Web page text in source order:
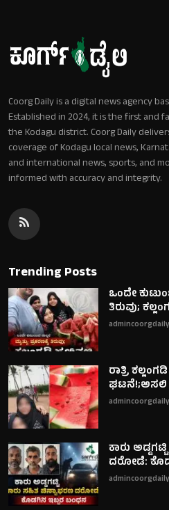
Coorg Daily is a digital news agency
Established in 2024, it is the first and
the Kodagu district. Coorg Daily
coverage of Kodagu local news,
and international news, sports, and
informed with accuracy and integrity.
Trending Posts
ಒಂದೇ
ತಿರುವು;
admincoorgdaily
ರಾತ್ರಿ
ಘಟನೆ!;ಅಸಲಿ
admincoorgdaily
ಕಾರು
ದರೋಡೆ:
admincoorgdaily